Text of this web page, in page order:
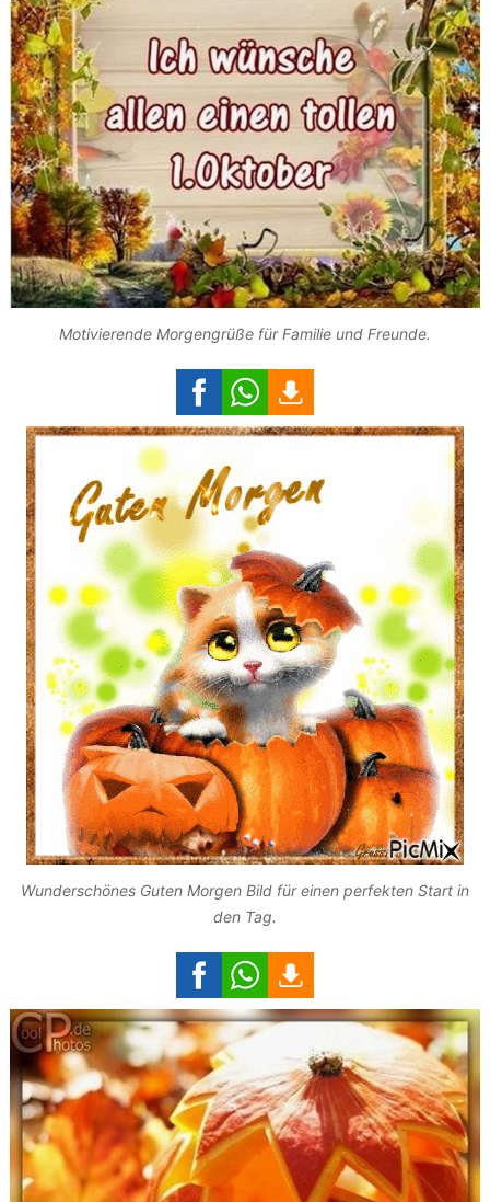
Motivierende Morgengrüße für Familie und Freunde.
Wunderschönes Guten Morgen Bild für einen perfekten Start in
den Tag.